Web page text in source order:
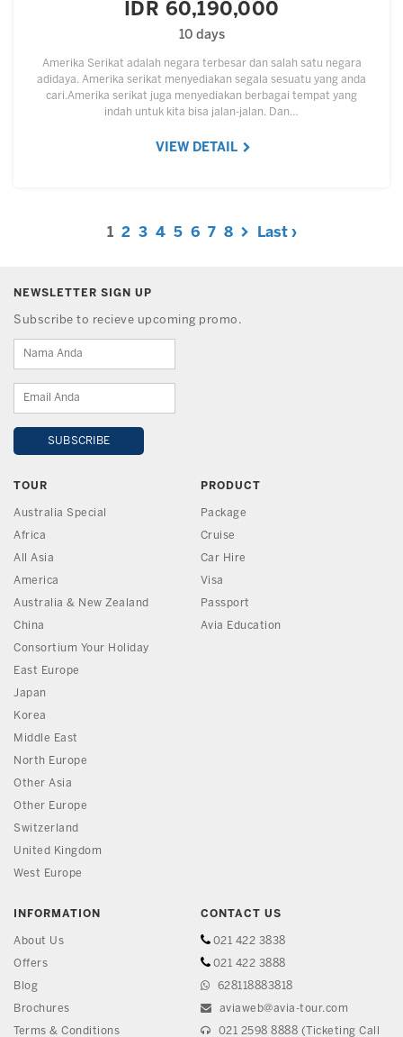
IDR 60,190,000
10 days
Amerika Serikat adalah negara terbesar dan salah satu negara
adidaya. Amerika serikat menyediakan segala sesuatu yang anda
cari.Amerika serikat juga menyediakan berbagai tempat yang
indah untuk kita bisa jalan-jalan. Dan…
VIEW DETAIL
1 2 3 4 5 6 7 8 Last ›
NEWSLETTER SIGN UP
Subscribe to recieve upcoming promo.
TOUR
Australia Special
Africa
All Asia
America
Australia & New Zealand
China
Consortium Your Holiday
East Europe
Japan
Korea
Middle East
North Europe
Other Asia
Other Europe
Switzerland
United Kingdom
West Europe
PRODUCT
Package
Cruise
Car Hire
Visa
Passport
Avia Education
INFORMATION
About Us
Offers
Blog
Brochures
Terms & Conditions
CONTACT US
021 422 3838
021 422 3888
628118883818
aviaweb@avia-tour.com
021 2598 8888 (Ticketing Call